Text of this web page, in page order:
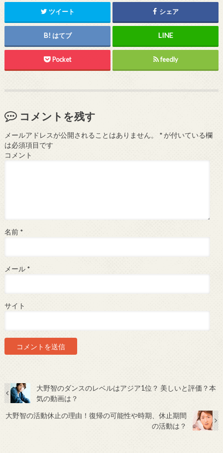
ツイート シェア
はてブ
Pocket feedly
コメントを残す
メールアドレスが公開されることはありません。 *が付いている欄
は必須項目です
コメント
名前 *
メール *
サイト
大野智のダンスのレベルはアジア1位？ 美しいと評価？本
気の動画は？
大野智の活動休止の理由！復帰の可能性や時期、休止期間
の活動は？